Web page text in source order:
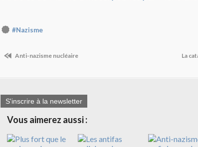
#Nazisme
Anti-nazisme nucléaire La
S'inscrire à la newsletter
Vous aimerez aussi :